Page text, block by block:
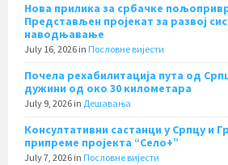
Нова прилика за србачке
Представљен пројекат за развој
наводњавање
July 16, 2026 in Пословне вијести
Почела рехабилитација пута од
дужини од око 30 километара
July 9, 2026 in Дешавања
Консултативни састанци у Српцу и
припреме пројекта “Село+”
July 7, 2026 in Пословне вијести